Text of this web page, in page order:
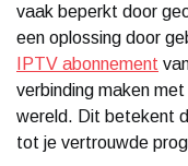
vaak beperkt door
een oplossing door
IPTV abonnement
verbinding maken
wereld. Dit betekent
tot je vertrouwde